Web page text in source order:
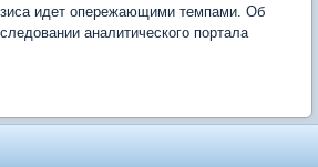
идет опережающими темпами. Об
аналитического портала